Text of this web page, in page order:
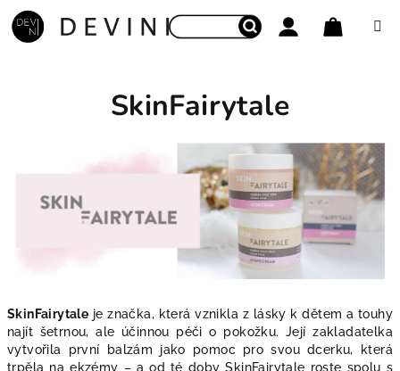
Přejít na obsah
SkinFairytale
SkinFairytale je značka, která vznikla z lásky k dětem a touhy
najít šetrnou, ale účinnou péči o pokožku. Její zakladatelka
vytvořila první balzám jako pomoc pro svou dcerku, která
trpěla na ekzémy – a od té doby SkinFairytale roste spolu s